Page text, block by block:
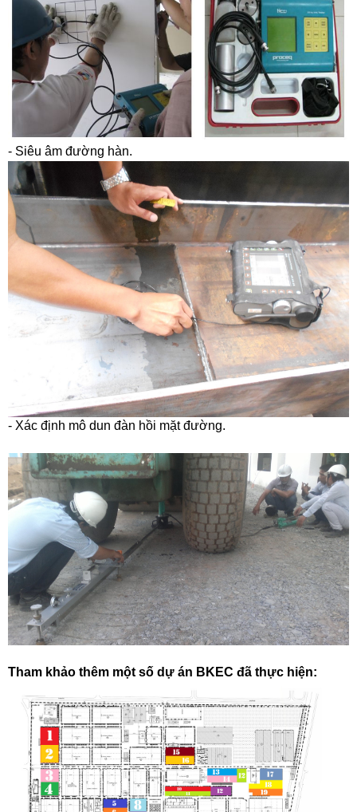
- Siêu âm đường hàn.
- Xác định mô dun đàn hồi mặt đường.
Tham khảo thêm một số dự án BKEC đã thực hiện: